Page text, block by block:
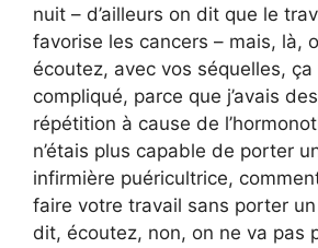
nuit – d’ailleurs on dit que le
favorise les cancers – mais, là,
écoutez, avec vos séquelles, ça
compliqué, parce que j’avais
répétition à cause de
n’étais plus capable de porter
infirmière puéricultrice,
faire votre travail sans porter
dit, écoutez, non, on ne va pas